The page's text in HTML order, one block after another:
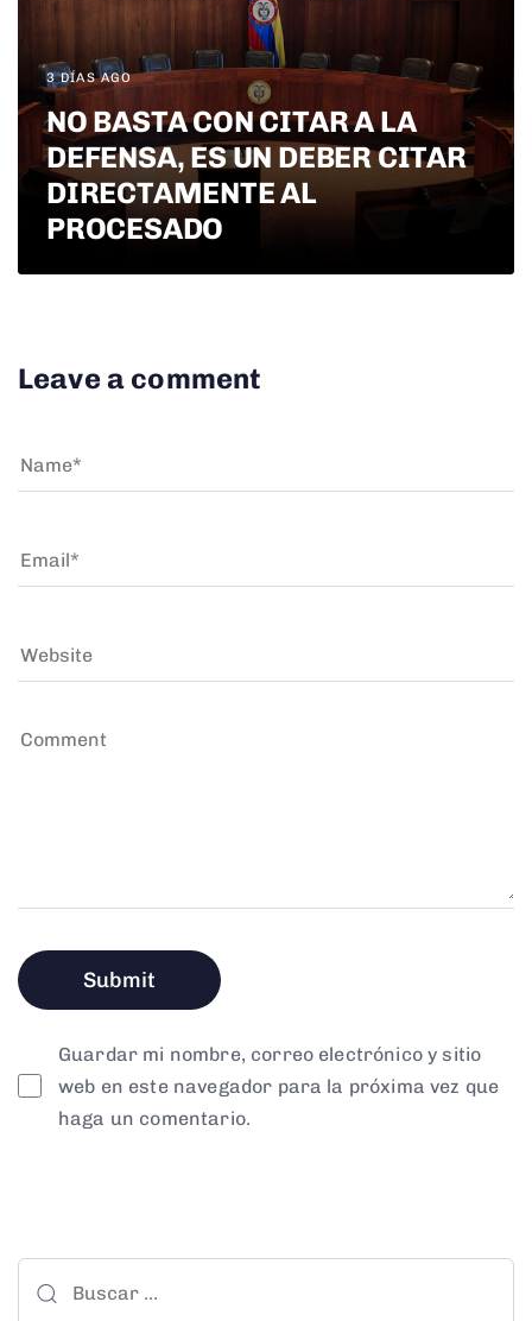
3 DÍAS AGO
NO BASTA CON CITAR A LA
DEFENSA, ES UN DEBER CITAR
DIRECTAMENTE AL
PROCESADO
Leave a comment
Guardar mi nombre, correo electrónico y sitio
web en este navegador para la próxima vez que
haga un comentario.